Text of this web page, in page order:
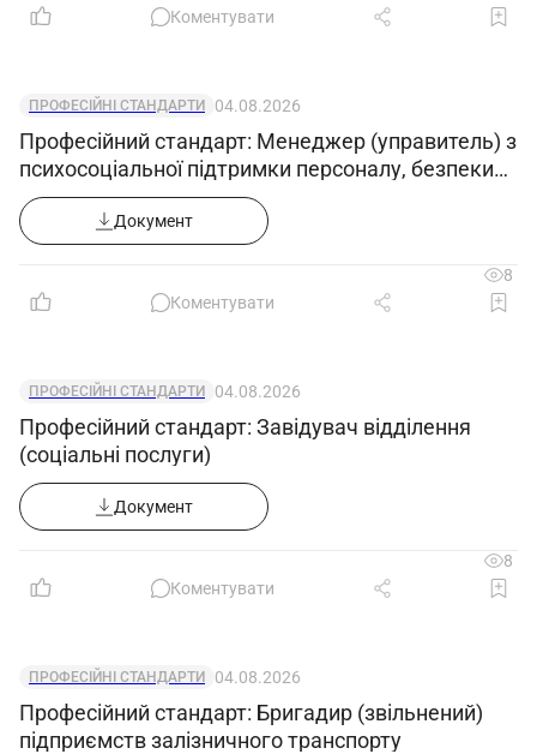
Коментувати
ПРОФЕСІЙНІ СТАНДАРТИ 04.08.2026
Професійний стандарт: Менеджер (управитель) з
психосоціальної підтримки персоналу, безпеки
та гігієни праці
Документ
8
Коментувати
ПРОФЕСІЙНІ СТАНДАРТИ 04.08.2026
Професійний стандарт: Завідувач відділення
(соціальні послуги)
Документ
8
Коментувати
ПРОФЕСІЙНІ СТАНДАРТИ 04.08.2026
Професійний стандарт: Бригадир (звільнений)
підприємств залізничного транспорту